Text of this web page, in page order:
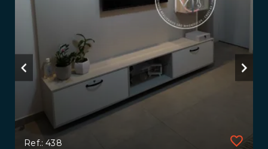
Ref.: 438